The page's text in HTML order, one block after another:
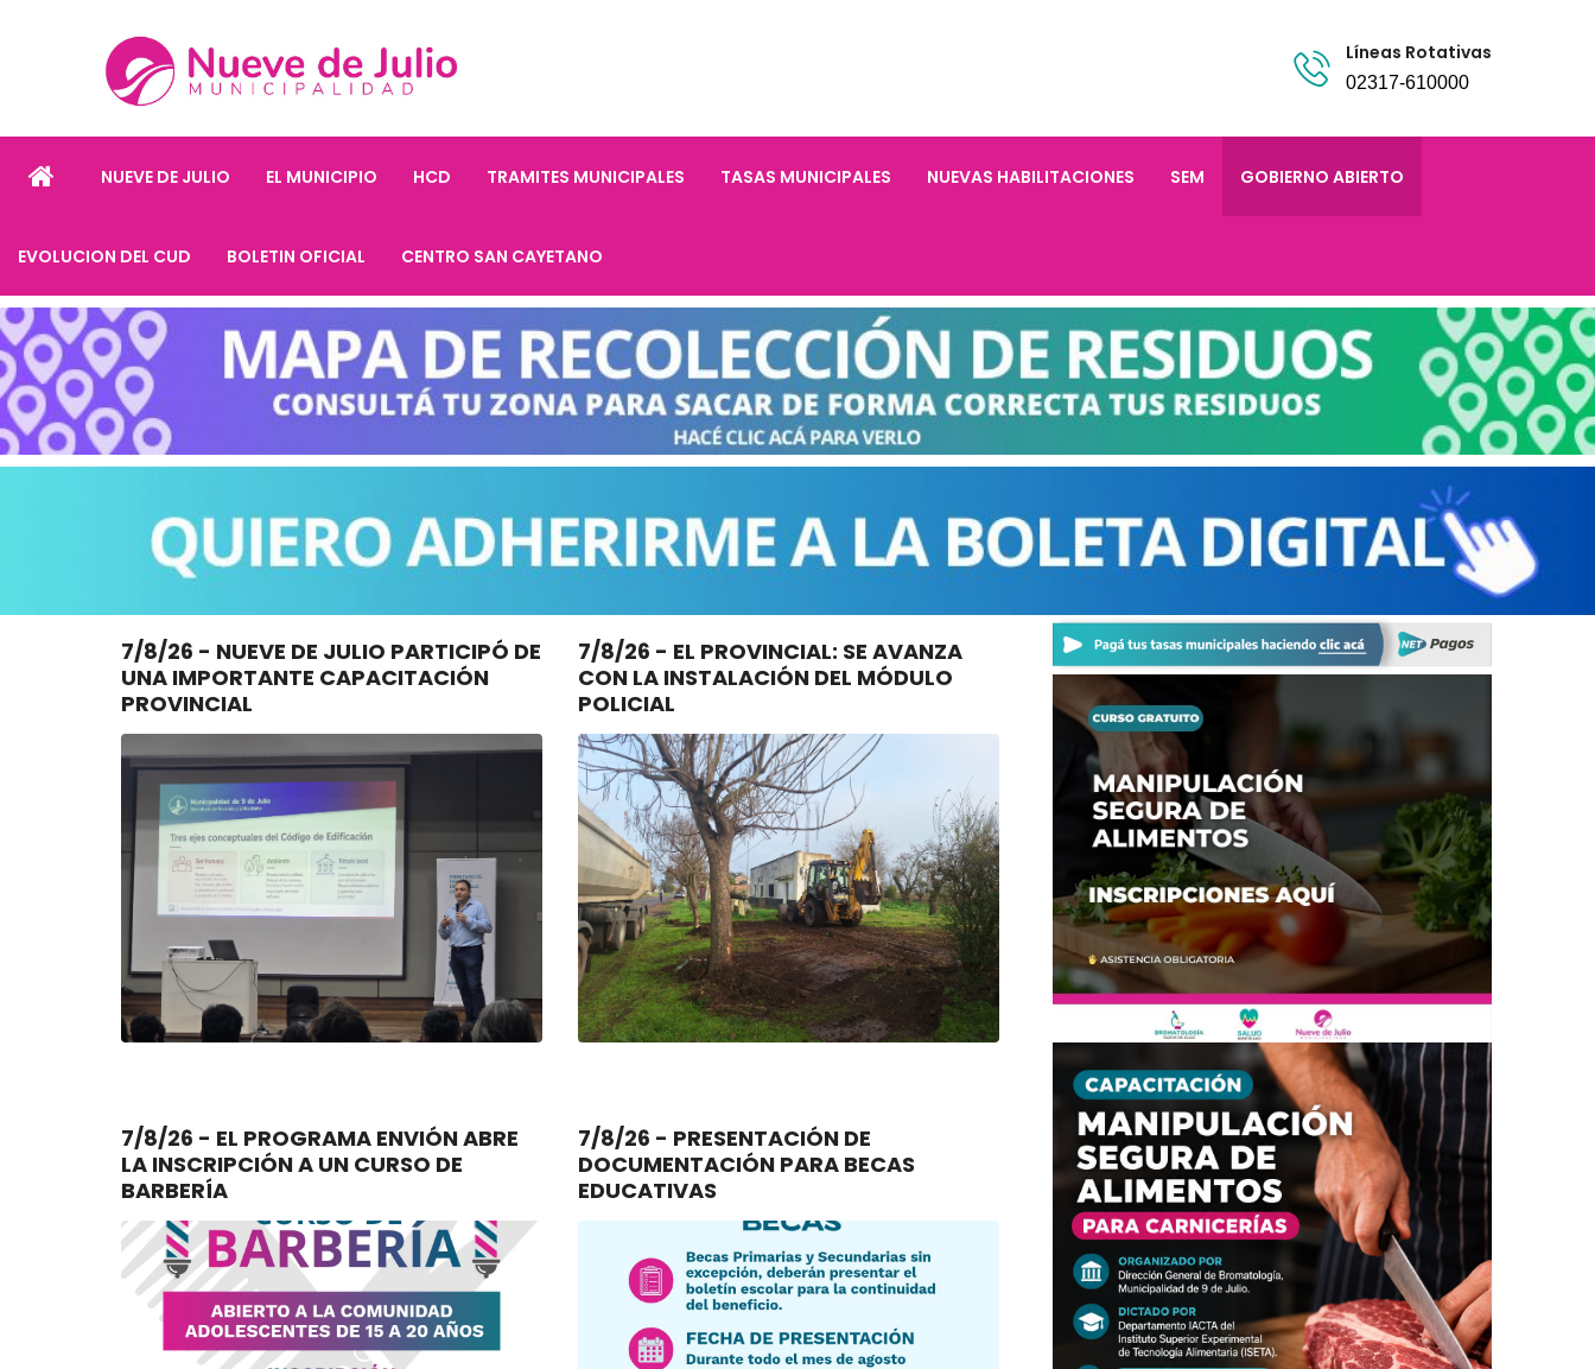
Líneas Rotativas
02317-610000
NUEVE DE JULIO EL MUNICIPIO HCD TRAMITES MUNICIPALES TASAS MUNICIPALES NUEVAS HABILITACIONES SEM GOBIERNO ABIERTO
EVOLUCION DEL CUD BOLETIN OFICIAL CENTRO SAN CAYETANO
7/8/26 - NUEVE DE JULIO PARTICIPÓ DE
UNA IMPORTANTE CAPACITACIÓN
PROVINCIAL
7/8/26 - EL PROVINCIAL: SE AVANZA
CON LA INSTALACIÓN DEL MÓDULO
POLICIAL
7/8/26 - EL PROGRAMA ENVIÓN ABRE
LA INSCRIPCIÓN A UN CURSO DE
BARBERÍA
7/8/26 - PRESENTACIÓN DE
DOCUMENTACIÓN PARA BECAS
EDUCATIVAS